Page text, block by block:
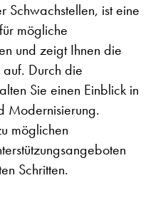
Schwachstellen, ist eine
mögliche
und zeigt Ihnen die
Durch die
Sie einen Einblick in
Modernisierung.
möglichen
Schritten.